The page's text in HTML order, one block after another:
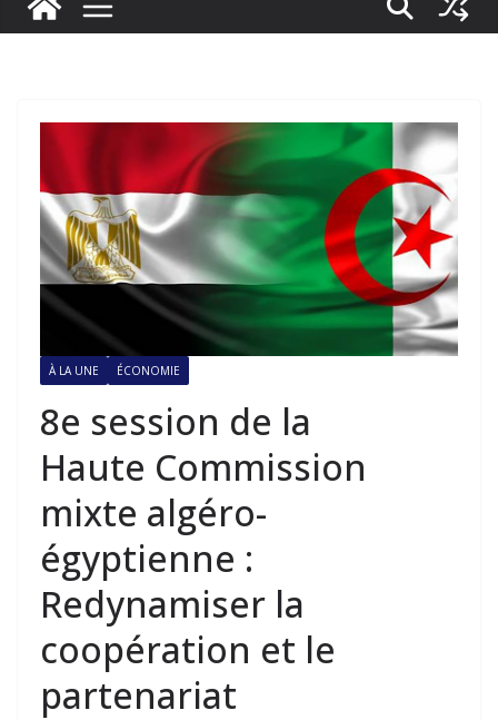
À LA UNE ÉCONOMIE
8e session de la
Haute Commission
mixte algéro-
égyptienne :
Redynamiser la
coopération et le
partenariat